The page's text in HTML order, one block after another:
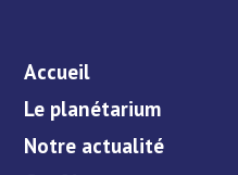
Accueil
Le planétarium
Notre actualité